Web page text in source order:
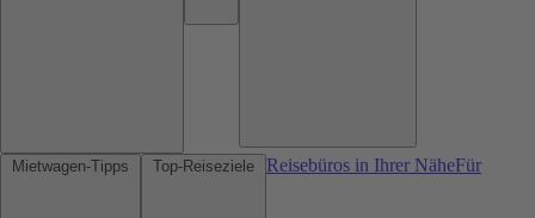
Reisebüros in Ihrer NäheFür